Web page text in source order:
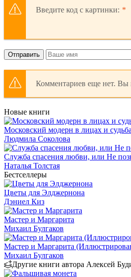
Введите код с картинки:
Отправить
Комментариев еще нет. Вы
Новые книги
Московский модерн в лицах и
Людмила Соколова
Служба спасения любви, или Не
Наталья Толстая
Бестселлеры
Цветы для Элджернона
Дэниел Киз
Мастер и Маргарита
Михаил Булгаков
Мастер и Маргарита
Михаил Булгаков
Другие книги автора Алексей